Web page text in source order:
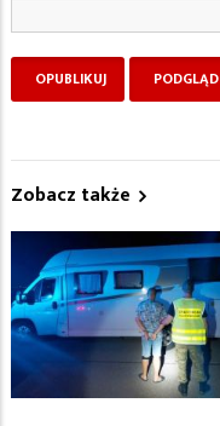
Zobacz także